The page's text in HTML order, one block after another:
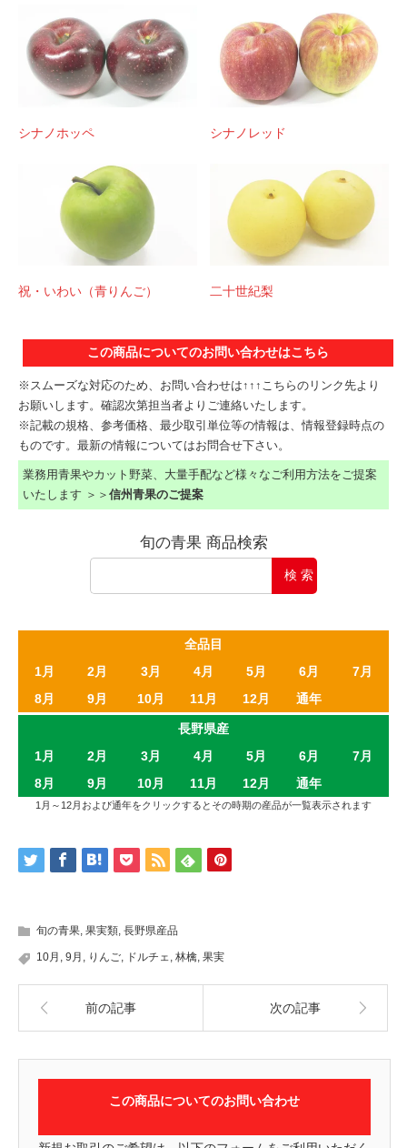
シナノホッペ シナノレッド
祝・いわい（青りんご） 二十世紀梨
この商品についてのお問い合わせはこちら
※スムーズな対応のため、お問い合わせは↑↑↑こちらのリンク先より
お願いします。確認次第担当者よりご連絡いたします。
※記載の規格、参考価格、最少取引単位等の情報は、情報登録時点の
ものです。最新の情報についてはお問合せ下さい。
業務用青果やカット野菜、大量手配など様々なご利用方法をご提案
いたします ＞＞ 信州青果のご提案
旬の青果 商品検索
全品目
1月
2月 3月 4月 5月 6月
7月
8月
9月 10月 11月 12月 通年
長野県産
1月
2月 3月 4月 5月 6月
7月
8月
9月 10月 11月 12月 通年
1月～12月および通年をクリックするとその時期の産品が一覧表示されます
旬の青果, 果実類, 長野県産品
10月 , 9月 , りんご, ドルチェ, 林檎, 果実
前の記事 次の記事
この商品についてのお問い合わせ